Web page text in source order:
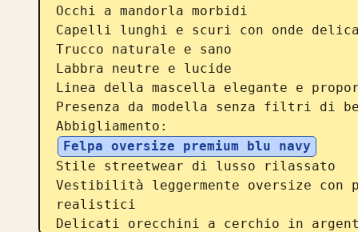
Occhi a mandorla morbidi
Capelli lunghi e scuri con onde
Trucco naturale e sano
Labbra neutre e lucide
Linea della mascella elegante e
Presenza da modella senza filtri di
Felpa oversize premium blu navy
Stile streetwear di lusso rilassato
Vestibilità leggermente oversize con
realistici
Delicati orecchini a cerchio in